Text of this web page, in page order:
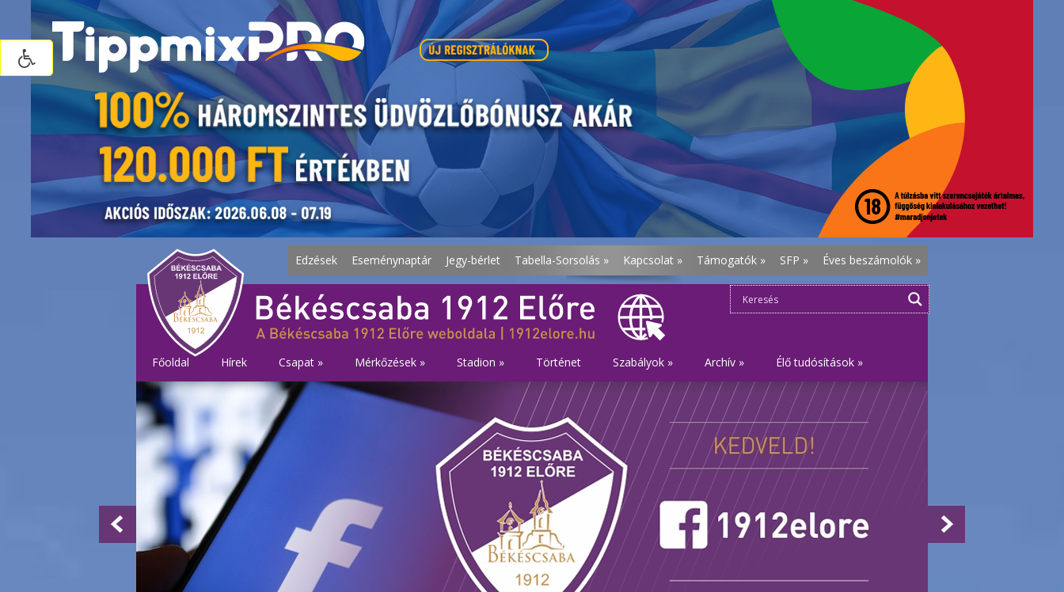
Edzések Eseménynaptár Jegy-bérlet Tabella-Sorsolás » Kapcsolat » Támogatók » SFP » Éves beszámolók »
Főoldal Hírek Csapat » Mérkőzések » Stadion » Történet Szabályok » Archív » Élő tudósítások »